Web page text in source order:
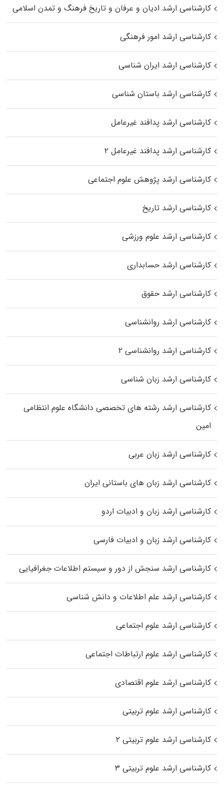
کارشناسی ارشد ادیان و عرفان و تاریخ فرهنگ و تمدن اسلامی
کارشناسی ارشد امور فرهنگی
کارشناسی ارشد ایران شناسی
کارشناسی ارشد باستان شناسی
کارشناسی ارشد پدافند غیرعامل
کارشناسی ارشد پدافند غیرعامل ۲
کارشناسی ارشد پژوهش علوم اجتماعی
کارشناسی ارشد تاریخ
کارشناسی ارشد علوم ورزشی
کارشناسی ارشد حسابداری
کارشناسی ارشد حقوق
کارشناسی ارشد روانشناسی
کارشناسی ارشد روانشناسی ۲
کارشناسی ارشد زبان شناسی
کارشناسی ارشد رﺷﺘﻪ ﻫﺎی تخصصی داﻧﺸﮕﺎه ﻋﻠﻮم انتظامی
اﻣﻴﻦ
کارشناسی ارشد زبان عربی
کارشناسی ارشد زبان‌ های باستانی ایران
کارشناسی ارشد زبان و ادبیات اردو
کارشناسی ارشد زبان و ادبیات فارسی
کارشناسی ارشد سنجش از دور و سیستم اطلاعات جغرافیایی
کارشناسی ارشد علم اطلاعات و دانش شناسی
کارشناسی ارشد علوم اجتماعی
کارشناسی ارشد علوم ارتباطات اجتماعی
کارشناسی ارشد علوم اقتصادی
کارشناسی ارشد علوم تربیتی
کارشناسی ارشد علوم تربیتی ۲
کارشناسی ارشد علوم تربیتی ۳